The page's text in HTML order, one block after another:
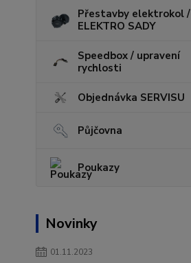
Přestavby elektrokol /
ELEKTRO SADY
Speedbox / upravení
rychlosti
Objednávka SERVISU
Půjčovna
Poukazy
Novinky
01.11.2023